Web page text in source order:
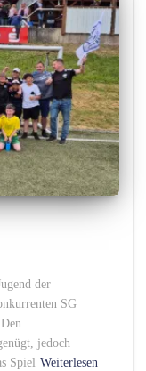
der
SG
jedoch
Spiel Weiterlesen